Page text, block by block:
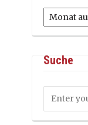
Archiv
Suche